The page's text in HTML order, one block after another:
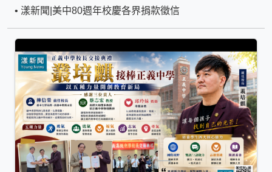
• 漾新聞|美中80週年校慶各界捐款徵信